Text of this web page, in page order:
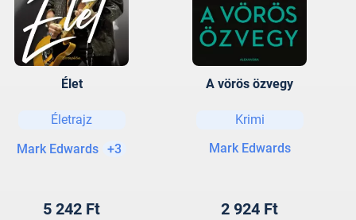
Élet
Életrajz
Mark Edwards +3
5 242 Ft
A vörös özvegy
Krimi
Mark Edwards
2 924 Ft